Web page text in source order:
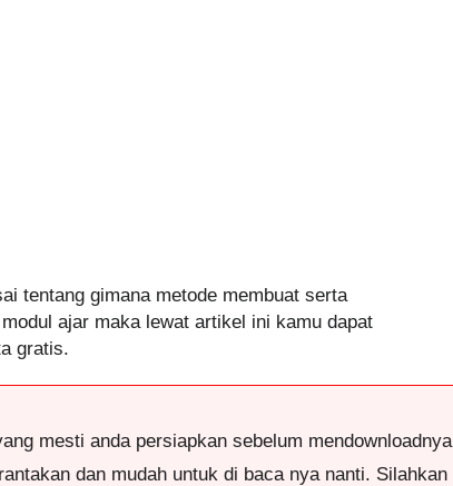
tentang gimana metode membuat serta
ajar maka lewat artikel ini kamu dapat
gratis.
mesti anda persiapkan sebelum mendownloadnya
dan mudah untuk di baca nya nanti. Silahkan